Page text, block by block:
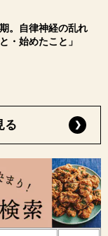
。自律神経の乱れ
・始めたこと」
る